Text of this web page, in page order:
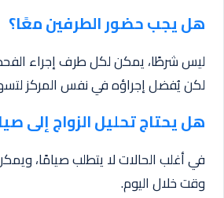
هل يجب حضور الطرفين معًا؟
ليس شرطًا، يمكن لكل طرف إجراء
لكن يُفضل إجراؤه في نفس المركز
هل يحتاج تحليل الزواج إلى
في أغلب الحالات لا يتطلب صيامًا،
وقت خلال اليوم.